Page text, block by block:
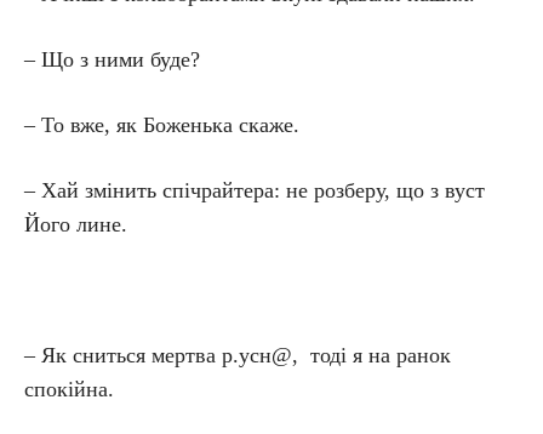
– Що з ними буде?
– То вже, як Боженька скаже.
– Хай змінить спічрайтера: не розберу, що з вуст
Його лине.
– Як сниться мертва р.усн@, тоді я на ранок
спокійна.